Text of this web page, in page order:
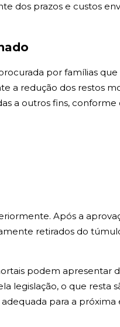
dos prazos e custos
por famílias
a redução dos restos
a outros fins, conforme
Após a
retirados do
podem apresentar
legislação, o que resta
para a próxima